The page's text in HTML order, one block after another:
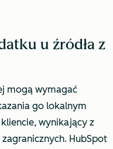
u źródła z
mogą wymagać
go lokalnym
wynikający z
HubSpot